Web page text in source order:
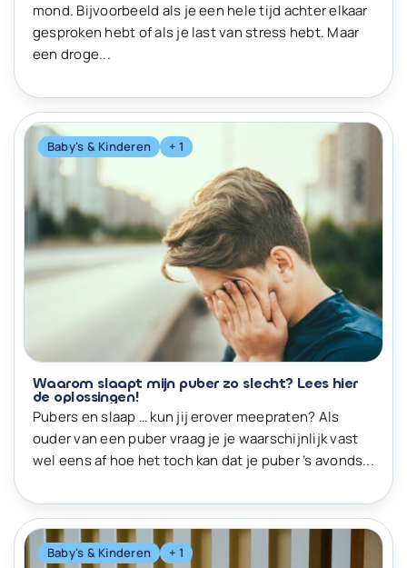
mond. Bijvoorbeeld als je een hele tijd achter elkaar
gesproken hebt of als je last van stress hebt. Maar
een droge...
Baby's & Kinderen + 1
Waarom slaapt mijn puber zo slecht? Lees hier
de oplossingen!
Pubers en slaap … kun jij erover meepraten? Als
ouder van een puber vraag je je waarschijnlijk vast
wel eens af hoe het toch kan dat je puber ’s avonds...
Baby's & Kinderen + 1